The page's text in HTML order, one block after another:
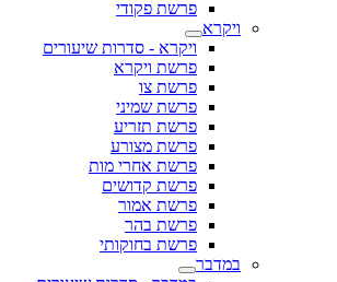
פרשת פקודי
ויקרא
ויקרא - סדרות שיעורים
פרשת ויקרא
פרשת צו
פרשת שמיני
פרשת תזריע
פרשת מצורע
פרשת אחרי מות
פרשת קדושים
פרשת אמור
פרשת בהר
פרשת בחוקותי
במדבר